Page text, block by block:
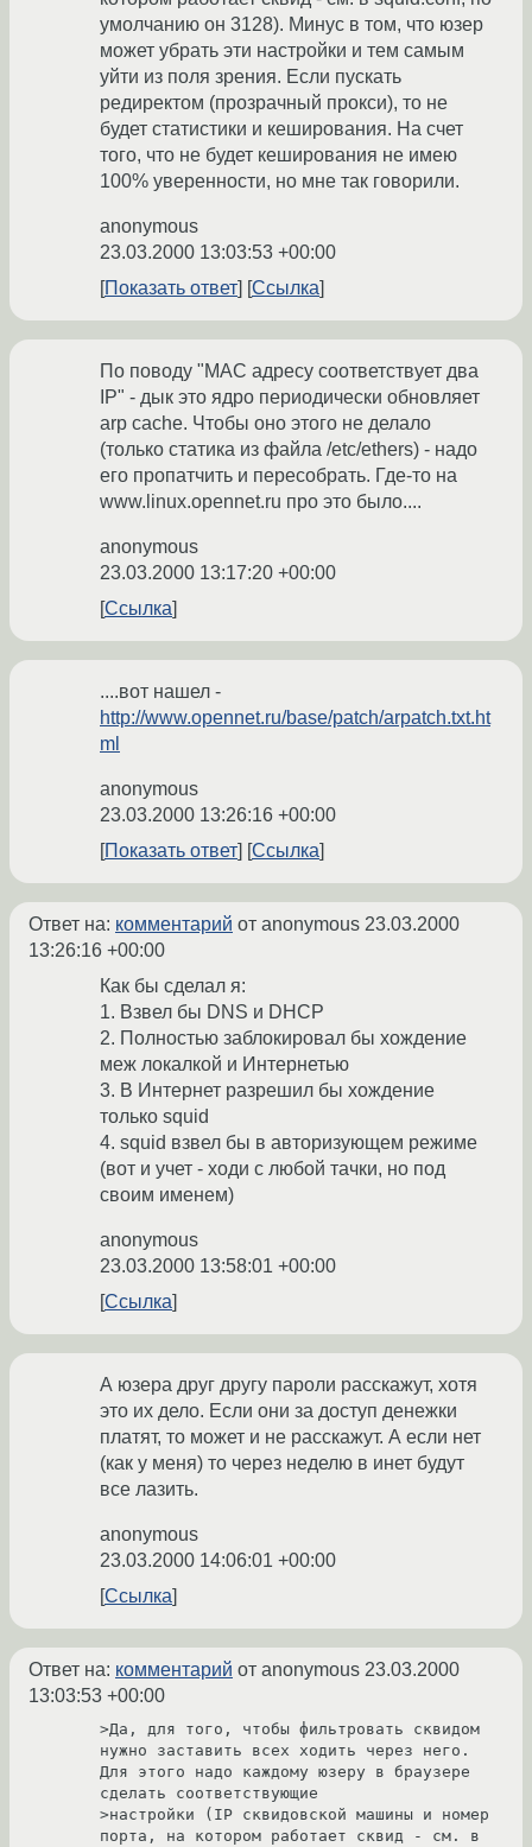
умолчанию он 3128). Минус в том, что юзер
может убрать эти настройки и тем самым
уйти из поля зрения. Если пускать
редиректом (прозрачный прокси), то не
будет статистики и кеширования. На счет
того, что не будет кеширования не имею
100% уверенности, но мне так говорили.
anonymous
23.03.2000 13:03:53 +00:00
Показать ответ
Ссылка
По поводу "МАС адресу соответствует два
IP" - дык это ядро периодически обновляет
arp cache. Чтобы оно этого не делало
(только статика из файла /etc/ethers) - надо
его пропатчить и пересобрать. Где-то на
www.linux.opennet.ru про это было....
anonymous
23.03.2000 13:17:20 +00:00
Ссылка
....вот нашел -
http://www.opennet.ru/base/patch/arpatch.txt.ht
ml
anonymous
23.03.2000 13:26:16 +00:00
Показать ответ
Ссылка
Ответ на: комментарий от anonymous 23.03.2000
13:26:16 +00:00
Как бы сделал я:
1. Взвел бы DNS и DHCP
2. Полностью заблокировал бы хождение
меж локалкой и Интернетью
3. В Интернет разрешил бы хождение
только squid
4. squid взвел бы в авторизующем режиме
(вот и учет - ходи с любой тачки, но под
своим именем)
anonymous
23.03.2000 13:58:01 +00:00
Ссылка
А юзера друг другу пароли расскажут, хотя
это их дело. Если они за доступ денежки
платят, то может и не расскажут. А если нет
(как у меня) то через неделю в инет будут
все лазить.
anonymous
23.03.2000 14:06:01 +00:00
Ссылка
Ответ на: комментарий от anonymous 23.03.2000
13:03:53 +00:00
>Да, для того, чтобы фильтровать сквидом
нужно заставить всех ходить через него.
Для этого надо каждому юзеру в браузере
сделать соответствующие
>настройки (IP сквидовской машины и номер
порта, на котором работает сквид - см. в